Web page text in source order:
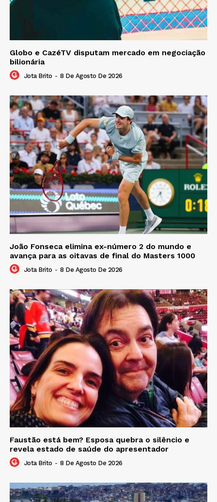
Globo e CazéTV disputam mercado em negociação
bilionária
Jota Brito - 8 De Agosto De 2026
João Fonseca elimina ex-número 2 do mundo e
avança para as oitavas de final do Masters 1000
Jota Brito - 8 De Agosto De 2026
Faustão está bem? Esposa quebra o silêncio e
revela estado de saúde do apresentador
Jota Brito - 8 De Agosto De 2026